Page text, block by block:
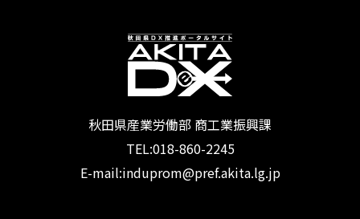
秋田県産業労働部 商工業振興課
TEL:018-860-2245
E-mail:induprom@pref.akita.lg.jp